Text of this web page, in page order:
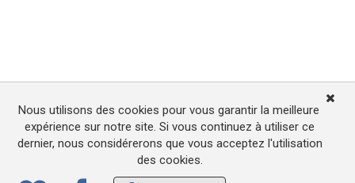
Nous utilisons des cookies pour vous garantir la meilleure
expérience sur notre site. Si vous continuez à utiliser ce
dernier, nous considérerons que vous acceptez l'utilisation
des cookies.